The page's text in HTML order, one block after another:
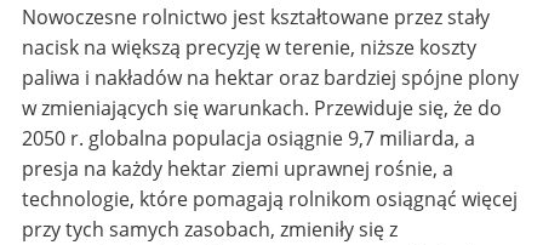
Nowoczesne rolnictwo jest kształtowane przez stały
nacisk na większą precyzję w terenie, niższe koszty
paliwa i nakładów na hektar oraz bardziej spójne plony
w zmieniających się warunkach. Przewiduje się, że do
2050 r. globalna populacja osiągnie 9,7 miliarda, a
presja na każdy hektar ziemi uprawnej rośnie, a
technologie, które pomagają rolnikom osiągnąć więcej
przy tych samych zasobach, zmieniły się z